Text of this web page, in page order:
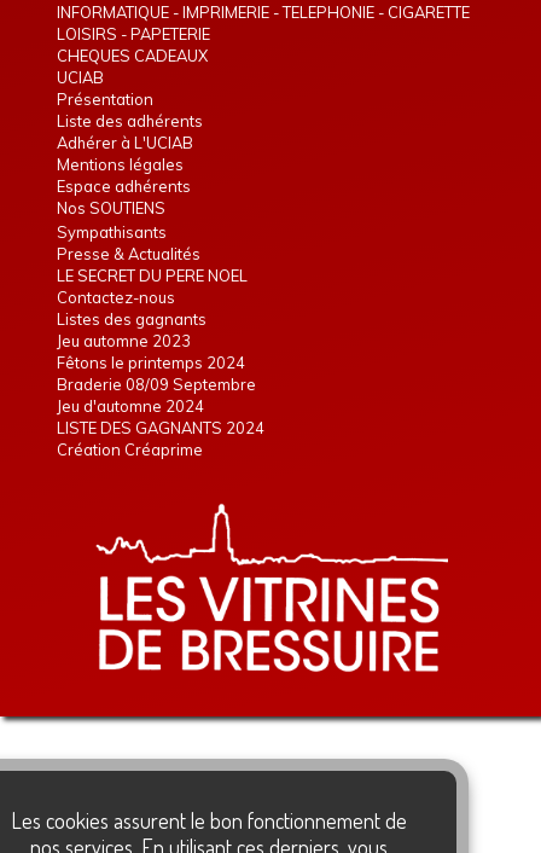
Les cookies assurent le bon fonctionnement de
nos services. En utilisant ces derniers, vous
INFORMATIQUE - IMPRIMERIE - TELEPHONIE - CIGARETTE
ELECTRONIQUE
LOISIRS - PAPETERIE
CHEQUES CADEAUX
UCIAB
Présentation
Liste des adhérents
Adhérer à L'UCIAB
Mentions légales
Espace adhérents
Nos SOUTIENS
Sympathisants
Presse & Actualités
LE SECRET DU PERE NOEL
Contactez-nous
Listes des gagnants
Jeu automne 2023
Fêtons le printemps 2024
Braderie 08/09 Septembre
Jeu d'automne 2024
LISTE DES GAGNANTS 2024
Création Créaprime